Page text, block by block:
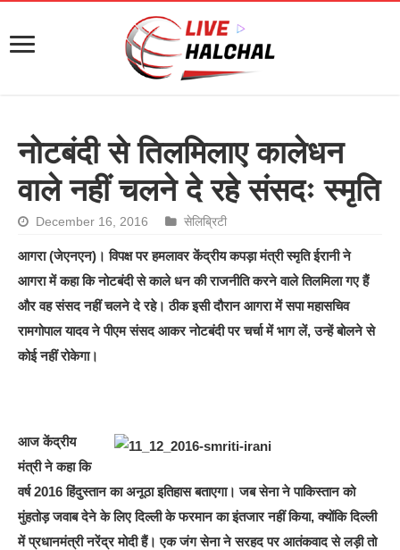
नोटबंदी से तिलमिलाए कालेधन
वाले नहीं चलने दे रहे संसदः स्मृति
December 16, 2016 सेलिब्रिटी
आगरा (जेएनएन)। विपक्ष पर हमलावर केंद्रीय कपड़ा मंत्री स्मृति ईरानी ने
आगरा में कहा कि नोटबंदी से काले धन की राजनीति करने वाले तिलमिला गए हैं
और वह संसद नहीं चलने दे रहे। ठीक इसी दौरान आगरा में सपा महासचिव
रामगोपाल यादव ने पीएम संसद आकर नोटबंदी पर चर्चा में भाग लें, उन्हें बोलने से
कोई नहीं रोकेगा।
आज केंद्रीय
मंत्री ने कहा कि
वर्ष 2016 हिंदुस्तान का अनूठा इतिहास बताएगा। जब सेना ने पाकिस्तान को
मुंहतोड़ जवाब देने के लिए दिल्ली के फरमान का इंतजार नहीं किया, क्योंकि दिल्ली
में प्रधानमंत्री नरेंद्र मोदी हैं। एक जंग सेना ने सरहद पर आतंकवाद से लड़ी तो